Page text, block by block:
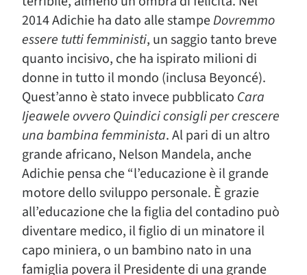
2014 Adichie ha dato alle stampeDovremmo
essere tutti femministi, un saggio tanto breve
quanto incisivo, che ha ispirato milioni di
donne in tutto il mondo (inclusa Beyoncé).
Quest’anno è stato invece pubblicato Cara
Ijeawele ovvero Quindici consigli per crescere
una bambina femminista. Al pari di un altro
grande africano, Nelson Mandela, anche
Adichie pensa che “l’educazione è il grande
motore dello sviluppo personale. È grazie
all’educazione che la figlia del contadino può
diventare medico, il figlio di un minatore il
capo miniera, o un bambino nato in una
famiglia povera il Presidente di una grande